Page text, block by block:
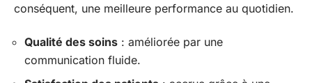
conséquent, une meilleure performance au quotidien.
Qualité des soins : améliorée par une
communication fluide.